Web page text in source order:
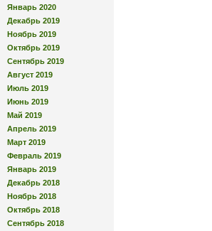
Январь 2020
Декабрь 2019
Ноябрь 2019
Октябрь 2019
Сентябрь 2019
Август 2019
Июль 2019
Июнь 2019
Май 2019
Апрель 2019
Март 2019
Февраль 2019
Январь 2019
Декабрь 2018
Ноябрь 2018
Октябрь 2018
Сентябрь 2018